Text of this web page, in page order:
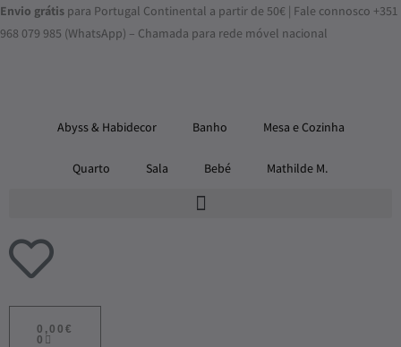
Skip
to
Envio grátis para Portugal Continental a partir de 50€ | Fale connosco +351
968 079 985 (WhatsApp) – Chamada para rede móvel nacional
Abyss & Habidecor Banho Mesa e Cozinha
Quarto Sala Bebé Mathilde M.
0,00 €
0
ADICIONAR
CARRINHO